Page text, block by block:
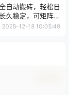
自动搬砖，轻松日
久稳定，可矩阵化
操作
2025-12-18 10:05:49